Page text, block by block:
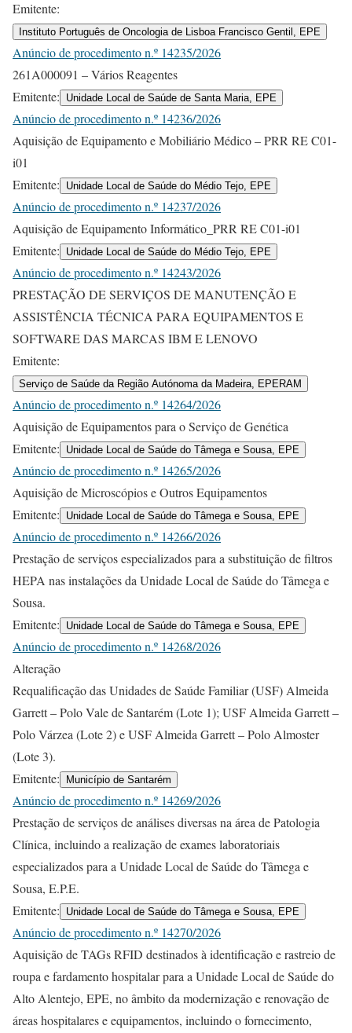
Emitente:
Instituto Português de Oncologia de Lisboa Francisco Gentil, EPE
Anúncio de procedimento n.º 14235/2026
261A000091 – Vários Reagentes
Emitente:
Unidade Local de Saúde de Santa Maria, EPE
Anúncio de procedimento n.º 14236/2026
Aquisição de Equipamento e Mobiliário Médico – PRR RE C01-
i01
Emitente:
Unidade Local de Saúde do Médio Tejo, EPE
Anúncio de procedimento n.º 14237/2026
Aquisição de Equipamento Informático_PRR RE C01-i01
Emitente:
Unidade Local de Saúde do Médio Tejo, EPE
Anúncio de procedimento n.º 14243/2026
PRESTAÇÃO DE SERVIÇOS DE MANUTENÇÃO E
ASSISTÊNCIA TÉCNICA PARA EQUIPAMENTOS E
SOFTWARE DAS MARCAS IBM E LENOVO
Emitente:
Serviço de Saúde da Região Autónoma da Madeira, EPERAM
Anúncio de procedimento n.º 14264/2026
Aquisição de Equipamentos para o Serviço de Genética
Emitente:
Unidade Local de Saúde do Tâmega e Sousa, EPE
Anúncio de procedimento n.º 14265/2026
Aquisição de Microscópios e Outros Equipamentos
Emitente:
Unidade Local de Saúde do Tâmega e Sousa, EPE
Anúncio de procedimento n.º 14266/2026
Prestação de serviços especializados para a substituição de filtros
HEPA nas instalações da Unidade Local de Saúde do Tâmega e
Sousa.
Emitente:
Unidade Local de Saúde do Tâmega e Sousa, EPE
Anúncio de procedimento n.º 14268/2026
Alteração
Requalificação das Unidades de Saúde Familiar (USF) Almeida
Garrett – Polo Vale de Santarém (Lote 1); USF Almeida Garrett –
Polo Várzea (Lote 2) e USF Almeida Garrett – Polo Almoster
(Lote 3).
Emitente:
Município de Santarém
Anúncio de procedimento n.º 14269/2026
Prestação de serviços de análises diversas na área de Patologia
Clínica, incluindo a realização de exames laboratoriais
especializados para a Unidade Local de Saúde do Tâmega e
Sousa, E.P.E.
Emitente:
Unidade Local de Saúde do Tâmega e Sousa, EPE
Anúncio de procedimento n.º 14270/2026
Aquisição de TAGs RFID destinados à identificação e rastreio de
roupa e fardamento hospitalar para a Unidade Local de Saúde do
Alto Alentejo, EPE, no âmbito da modernização e renovação de
áreas hospitalares e equipamentos, incluindo o fornecimento,